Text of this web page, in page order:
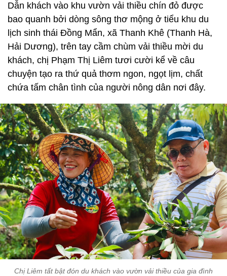
Dẫn khách vào khu vườn vải thiều chín đỏ được
bao quanh bởi dòng sông thơ mộng ở tiểu khu du
lịch sinh thái Đồng Mẩn, xã Thanh Khê (Thanh Hà,
Hải Dương), trên tay cầm chùm vải thiều mời du
khách, chị Phạm Thị Liêm tươi cười kể về câu
chuyện tạo ra thứ quả thơm ngon, ngọt lịm, chất
chứa tấm chân tình của người nông dân nơi đây.
Chị Liêm tất bật đón du khách vào vườn vải thiều của gia đình